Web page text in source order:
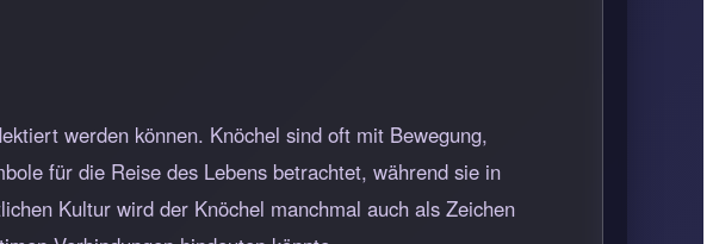
werden können. Knöchel sind oft mit Bewegung,
für die Reise des Lebens betrachtet, während sie in
Kultur wird der Knöchel manchmal auch als Zeichen